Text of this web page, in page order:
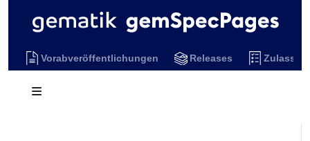
Vorabveröffentlichungen Releases